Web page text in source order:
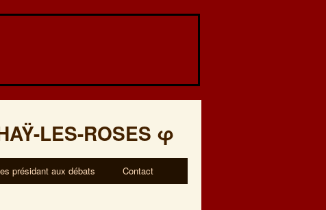
LES-ROSES φ
présidant aux débats Contact